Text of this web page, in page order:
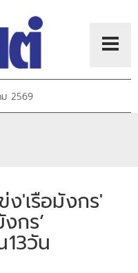
2569
'เรือมังกร'
กร’
วัน